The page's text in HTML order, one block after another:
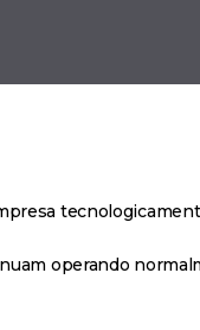
operando